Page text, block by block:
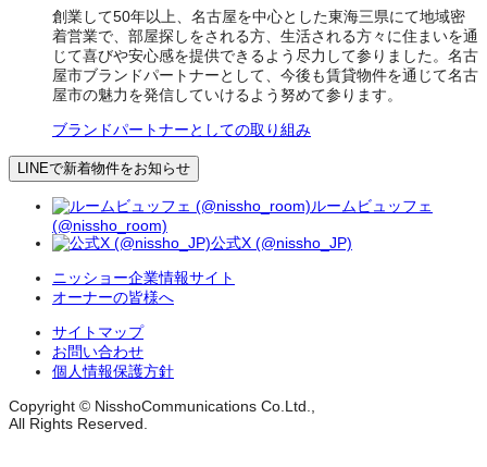
創業して50年以上、名古屋を中心とした東海三県にて地域密
着営業で、部屋探しをされる方、生活される方々に住まいを通
じて喜びや安心感を提供できるよう尽力して参りました。名古
屋市ブランドパートナーとして、今後も賃貸物件を通じて名古
屋市の魅力を発信していけるよう努めて参ります。
ブランドパートナーとしての取り組み
LINEで新着物件をお知らせ
ルームビュッフェ
(@nissho_room)
公式X (@nissho_JP)
ニッショー企業情報サイト
オーナーの皆様へ
サイトマップ
お問い合わせ
個人情報保護方針
Copyright © NisshoCommunications Co.Ltd.,
All Rights Reserved.